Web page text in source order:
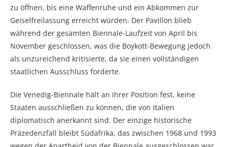
zu öffnen, bis eine Waffenruhe und ein Abkommen zur
Geiselfreilassung erreicht würden. Der Pavillon blieb
während der gesamten Biennale-Laufzeit von April bis
November geschlossen, was die Boykott-Bewegung jedoch
als unzureichend kritisierte, da sie einen vollständigen
staatlichen Ausschluss forderte.
Die Venedig-Biennale hält an ihrer Position fest, keine
Staaten ausschließen zu können, die von Italien
diplomatisch anerkannt sind. Der einzige historische
Präzedenzfall bleibt Südafrika, das zwischen 1968 und 1993